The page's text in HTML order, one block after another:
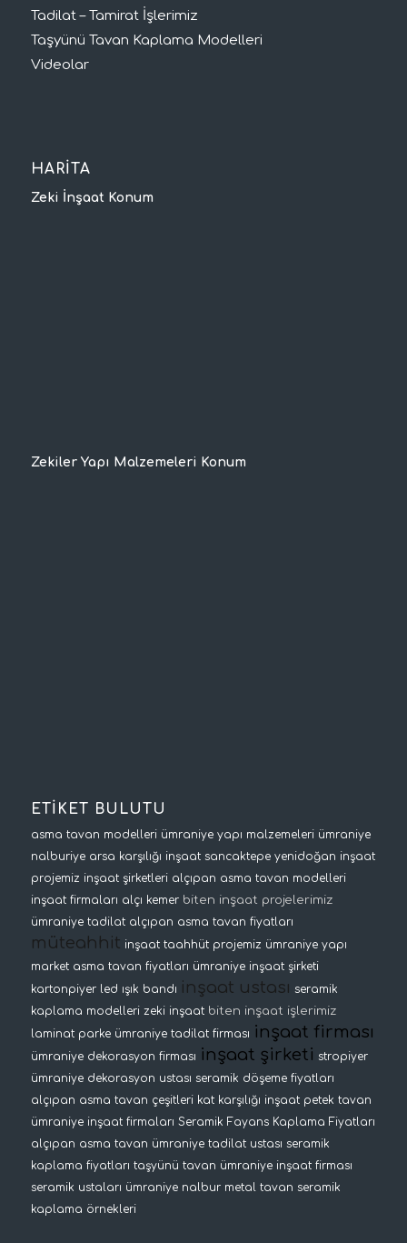
Tadilat – Tamirat İşlerimiz
Taşyünü Tavan Kaplama Modelleri
Videolar
HARİTA
Zeki İnşaat Konum
Zekiler Yapı Malzemeleri Konum
ETİKET BULUTU
asma tavan modelleri ümraniye yapı malzemeleri ümraniye
nalburiye arsa karşılığı inşaat sancaktepe yenidoğan inşaat
projemiz inşaat şirketleri alçıpan asma tavan modelleri
inşaat firmaları alçı kemer biten inşaat projelerimiz
ümraniye tadilat alçıpan asma tavan fiyatları
müteahhit inşaat taahhüt projemiz ümraniye yapı
market asma tavan fiyatları ümraniye inşaat şirketi
kartonpiyer led ışık bandı inşaat ustası seramik
kaplama modelleri zeki inşaat biten inşaat işlerimiz
laminat parke ümraniye tadilat firması inşaat firması
ümraniye dekorasyon firması inşaat şirketi stropiyer
ümraniye dekorasyon ustası seramik döşeme fiyatları
alçıpan asma tavan çeşitleri kat karşılığı inşaat petek tavan
ümraniye inşaat firmaları Seramik Fayans Kaplama Fiyatları
alçıpan asma tavan ümraniye tadilat ustası seramik
kaplama fiyatları taşyünü tavan ümraniye inşaat firması
seramik ustaları ümraniye nalbur metal tavan seramik
kaplama örnekleri